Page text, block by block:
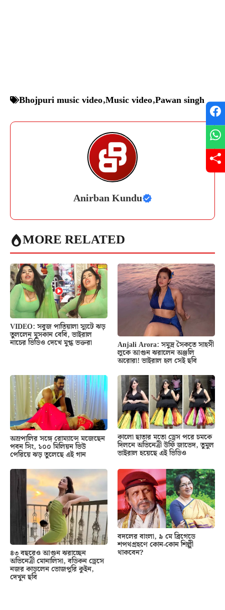
Bhojpuri music video,Music video,Pawan singh
Anirban Kundu
MORE RELATED
VIDEO: সবুজ পাতিয়ালা স্যুটে ঝড়
তুললেন মুসকান বেবি, ভাইরাল
নাচের ভিডিও দেখে মুগ্ধ ভক্তরা Anjali Arora: সমুদ্র সৈকতে সাহসী
লুকে আগুন ঝরালেন অঞ্জলি
অরোরা! ভাইরাল হল সেই ছবি
অম্রপালির সঙ্গে রোম্যান্সে মজেছেন
পবন সিং, ১০০ মিলিয়ন ভিউ
পেরিয়ে ঝড় তুলেছে এই গান
কালো ছাতার মতো ড্রেস পরে চমকে
দিলনে অভিনেত্রী উর্ফি জাভেদ, তুমুল
ভাইরাল হয়েছে এই ভিডিও
৪৩ বছরেও আগুন ঝরাচ্ছেন
অভিনেত্রী মোনালিসা, বডিকন ড্রেসে
নজর কাড়লেন ভোজপুরি কুইন,
দেখুন ছবি
বদলের বাংলা, ৯ মে ব্রিগেডে
শপথগ্রহণে কোন-কোন শিল্পী
থাকবেন?